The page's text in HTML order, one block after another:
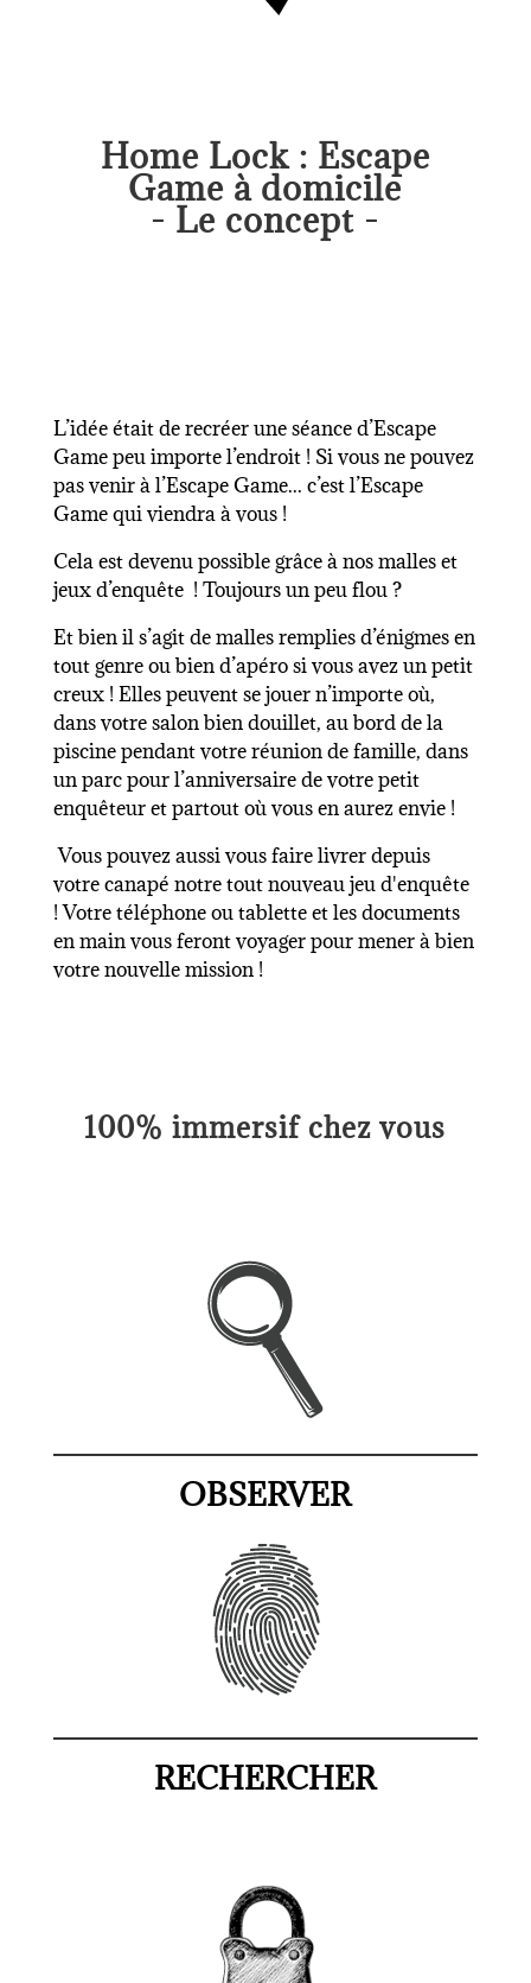
Home Lock : Escape
Game à domicile
- Le concept -
L’idée était de recréer une séance d’Escape
Game peu importe l’endroit ! Si vous ne pouvez
pas venir à l’Escape Game... c’est l’Escape
Game qui viendra à vous !
Cela est devenu possible grâce à nosmalleset
jeux d’enquête ! Toujours un peu flou ?
Et bien il s’agit de malles remplies d’énigmes en
tout genre ou biend’apérosi vous avez un petit
creux ! Elles peuvent se jouer n’importe où,
dans votre salon bien douillet, au bord de la
piscine pendant votre réunion de famille, dans
un parc pour l’anniversaire de votre petit
enquêteur et partout où vous en aurez envie !
Vous pouvez aussi vous faire livrer depuis
votre canapé notre tout nouveaujeu d'enquête
! Votre téléphone ou tablette et les documents
en main vous feront voyager pour mener à bien
votre nouvelle mission !
100% immersif chez vous
OBSERVER
RECHERCHER